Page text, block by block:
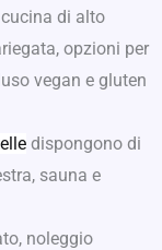
di alto
opzioni per
vegan e gluten
dispongono di
sauna e
noleggio